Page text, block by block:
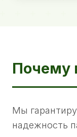
Почему
Мы
надежность